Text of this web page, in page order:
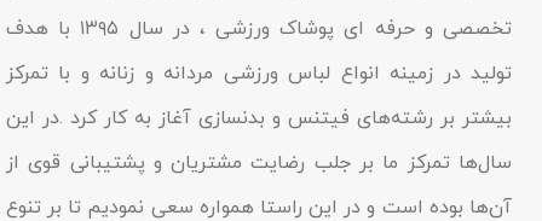
تخصصی و حرفه ای پوشاک ورزشی ، در سال ۱۳۹۵ با هدف
تولید در زمینه انواع لباس ورزشی مردانه و زنانه و با تمرکز
بیشتر بر رشته‌های فیتنس و بدنسازی آغاز به کار کرد .در این
سال‌ها تمرکز ما بر جلب رضایت مشتریان و پشتیبانی قوی از
آن‌ها بوده است و در این راستا همواره سعی نمودیم تا بر تنوع